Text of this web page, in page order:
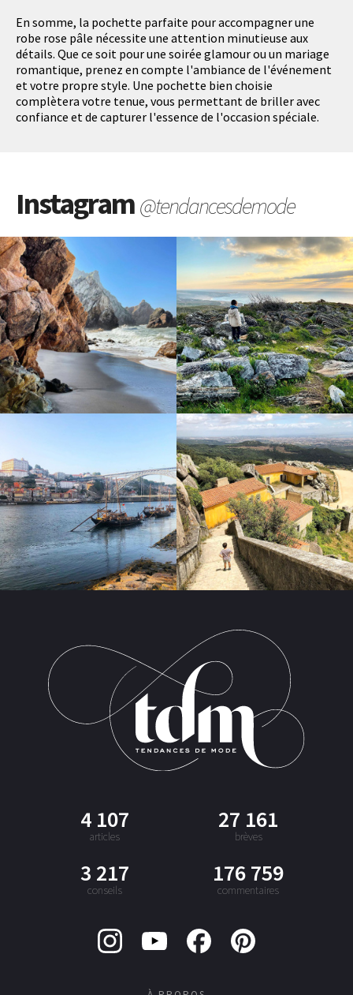
En somme, la pochette parfaite pour accompagner une
robe rose pâle nécessite une attention minutieuse aux
détails. Que ce soit pour une soirée glamour ou un mariage
romantique, prenez en compte l'ambiance de l'événement
et votre propre style. Une pochette bien choisie
complètera votre tenue, vous permettant de briller avec
confiance et de capturer l'essence de l'occasion spéciale.
Instagram@tendancesdemode
4 107
articles
27 161
brèves
3 217
conseils
176 759
commentaires